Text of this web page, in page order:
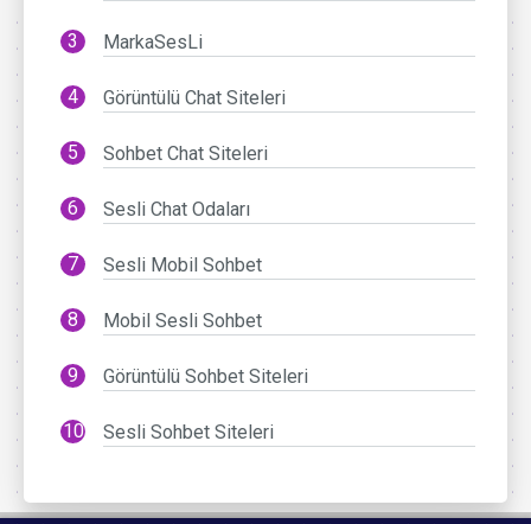
MarkaSesLi
Görüntülü Chat Siteleri
Sohbet Chat Siteleri
Sesli Chat Odaları
Sesli Mobil Sohbet
Mobil Sesli Sohbet
Görüntülü Sohbet Siteleri
Sesli Sohbet Siteleri